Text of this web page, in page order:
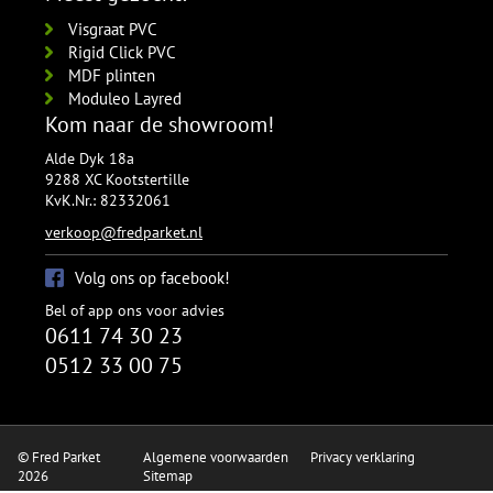
Visgraat PVC
Rigid Click PVC
MDF plinten
Moduleo Layred
Kom naar de showroom!
Alde Dyk 18a
9288 XC Kootstertille
KvK.Nr.: 82332061
verkoop@fredparket.nl
Volg ons op facebook!
Bel of app ons voor advies
0611 74 30 23
0512 33 00 75
© Fred Parket
2026
Algemene voorwaarden
Privacy verklaring
Sitemap